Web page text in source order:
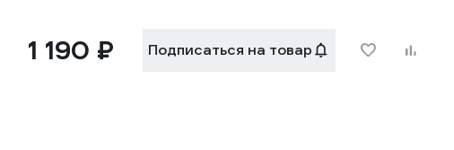
1 190 ₽ Подписаться на товар